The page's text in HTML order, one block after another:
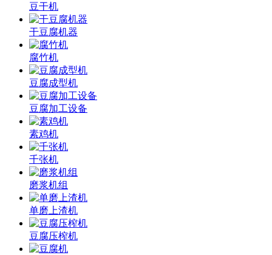
豆干机
干豆腐机器
腐竹机
豆腐成型机
豆腐加工设备
素鸡机
千张机
磨浆机组
单磨上渣机
豆腐压榨机